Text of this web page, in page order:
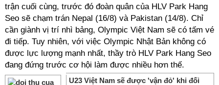
trận cuối cùng, trước đó đoàn quân của HLV Park Hang
Seo sẽ chạm trán Nepal (16/8) và Pakistan (14/8). Chỉ
cần giành vị trí nhì bảng, Olympic Việt Nam sẽ có tấm vé
đi tiếp. Tuy nhiên, với việc Olympic Nhật Bản không có
được lực lượng mạnh nhất, thầy trò HLV Park Hang Seo
đang đứng trước cơ hội làm được nhiều hơn thế.
U23 Việt Nam sẽ được 'vận đỏ' khi đối